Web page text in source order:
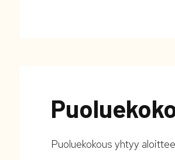
Puoluekokous yhtyy